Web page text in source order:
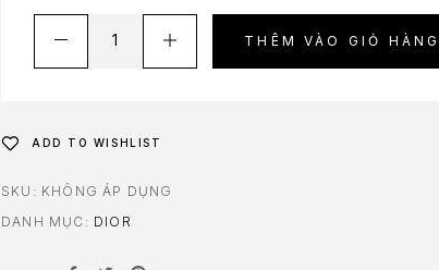
THÊM VÀO GIỎ HÀNG
ADD TO WISHLIST
SKU: KHÔNG ÁP DỤNG
DANH MỤC: DIOR